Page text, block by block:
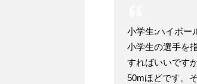
小学生:ハイボー
小学生の選手を
すればいいです
50mほどです。